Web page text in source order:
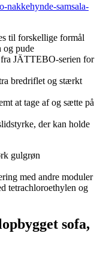
nakkehynde-samsala-
til forskellige formål
og pude
JÄTTEBO-serien for
bredriflet og stærkt
at tage af og sætte på
der kan holde
gulgrøn
med andre moduler
tetrachloroethylen og
sofa,